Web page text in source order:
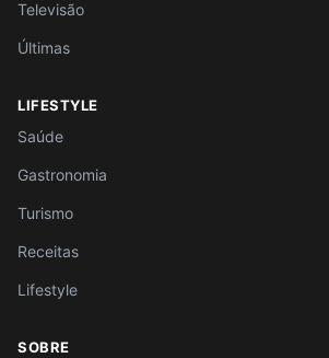
Televisão
Últimas
LIFESTYLE
Saúde
Gastronomia
Turismo
Receitas
Lifestyle
SOBRE